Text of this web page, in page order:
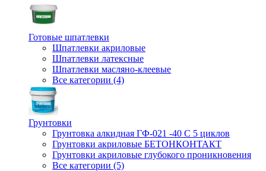
Готовые шпатлевки
Шпатлевки акриловые
Шпатлевки латексные
Шпатлевки масляно-клеевые
Все категории (4)
Грунтовки
Грунтовка алкидная ГФ-021 -40 С 5 циклов
Грунтовки акриловые БЕТОНКОНТАКТ
Грунтовки акриловые глубокого проникновения
Все категории (5)